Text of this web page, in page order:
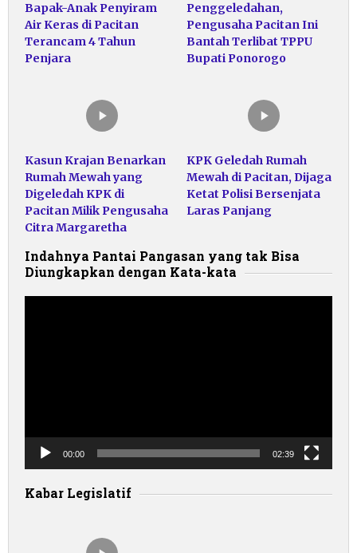
Bapak-Anak Penyiram
Air Keras di Pacitan
Terancam 4 Tahun
Penjara
Penggeledahan,
Pengusaha Pacitan Ini
Bantah Terlibat TPPU
Bupati Ponorogo
Kasun Krajan Benarkan
Rumah Mewah yang
Digeledah KPK di
Pacitan Milik Pengusaha
Citra Margaretha
KPK Geledah Rumah
Mewah di Pacitan, Dijaga
Ketat Polisi Bersenjata
Laras Panjang
Indahnya Pantai Pangasan yang tak Bisa
Diungkapkan dengan Kata-kata
00:00 02:39
Kabar Legislatif